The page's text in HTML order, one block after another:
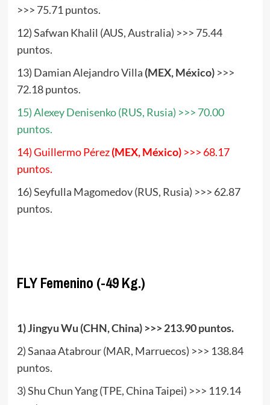
>>> 75.71 puntos.
12) Safwan Khalil (AUS, Australia) >>> 75.44
puntos.
13) Damian Alejandro Villa (MEX, México)>>>
72.18 puntos.
15) Alexey Denisenko (RUS, Rusia) >>> 70.00
puntos.
14) Guillermo Pérez(MEX, México)>>> 68.17
puntos.
16) Seyfulla Magomedov (RUS, Rusia) >>> 62.87
puntos.
FLY Femenino (-49 Kg.)
1) Jingyu Wu (CHN, China) >>> 213.90 puntos.
2) Sanaa Atabrour (MAR, Marruecos) >>> 138.84
puntos.
3) Shu Chun Yang (TPE, China Taipei) >>> 119.14